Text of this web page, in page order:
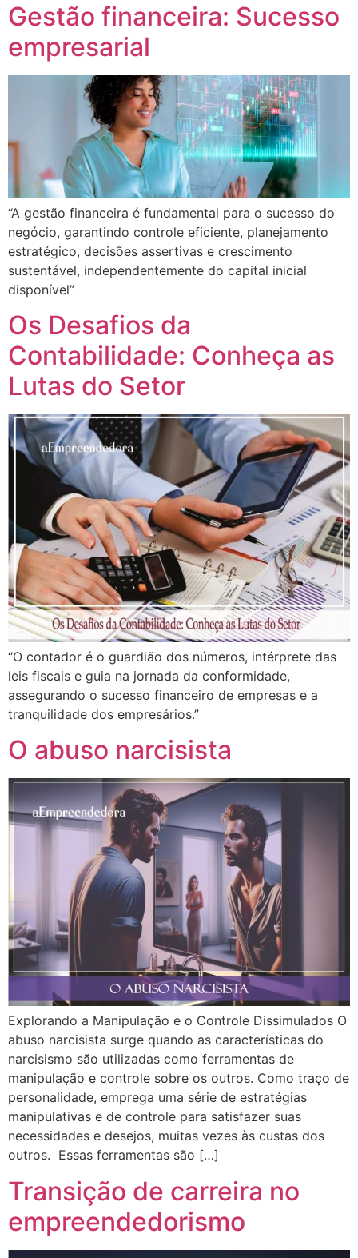
Gestão financeira: Sucesso
empresarial
“A gestão financeira é fundamental para o sucesso do
negócio, garantindo controle eficiente, planejamento
estratégico, decisões assertivas e crescimento
sustentável, independentemente do capital inicial
disponível”
Os Desafios da
Contabilidade: Conheça as
Lutas do Setor
“O contador é o guardião dos números, intérprete das
leis fiscais e guia na jornada da conformidade,
assegurando o sucesso financeiro de empresas e a
tranquilidade dos empresários.”
O abuso narcisista
Explorando a Manipulação e o Controle Dissimulados O
abuso narcisista surge quando as características do
narcisismo são utilizadas como ferramentas de
manipulação e controle sobre os outros. Como traço de
personalidade, emprega uma série de estratégias
manipulativas e de controle para satisfazer suas
necessidades e desejos, muitas vezes às custas dos
outros. Essas ferramentas são […]
Transição de carreira no
empreendedorismo